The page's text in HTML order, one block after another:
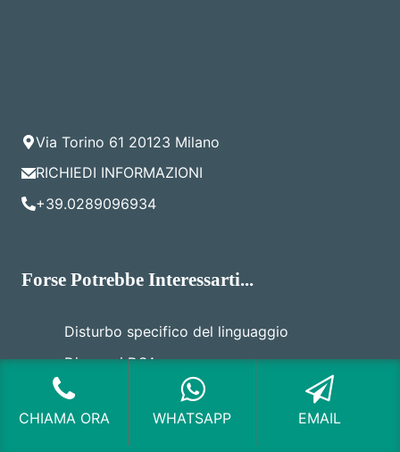
Via Torino 61 20123 Milano
RICHIEDI INFORMAZIONI
+39.0289096934
Forse Potrebbe Interessarti...
Disturbo specifico del linguaggio
Diagnosi DSA
Difficoltà Emotive
Crescita Nell’Attenzione
CHIAMA ORA WHATSAPP EMAIL